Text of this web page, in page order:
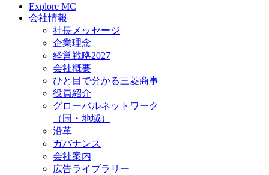
Explore MC
会社情報
社長メッセージ
企業理念
経営戦略2027
会社概要
ひと目で分かる三菱商事
役員紹介
グローバルネットワーク
（国・地域）
沿革
ガバナンス
会社案内
広告ライブラリー